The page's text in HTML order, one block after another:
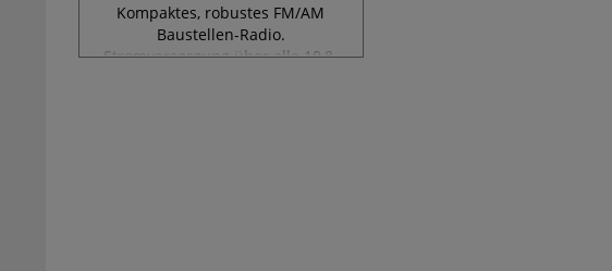
Kompaktes, robustes FM/AM
Baustellen-Radio.
Stromversorgung über alle 10,8-